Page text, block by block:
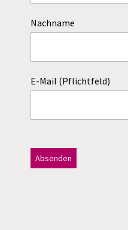
Nachname
E-Mail (Pflichtfeld)